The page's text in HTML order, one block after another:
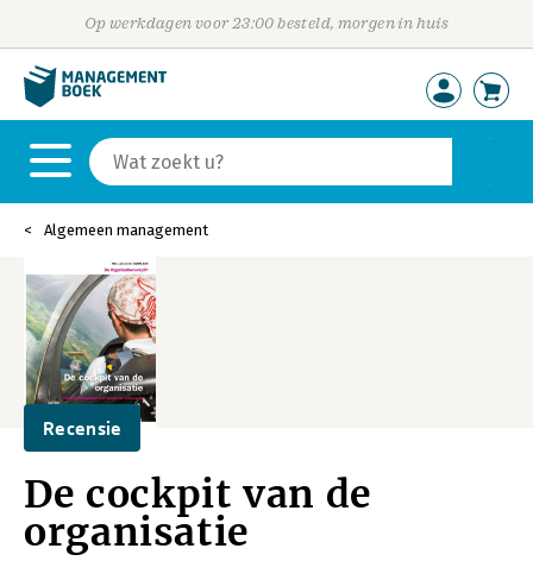
Op werkdagen voor 23:00 besteld, morgen in huis
Algemeen management
Recensie
De cockpit van de
organisatie